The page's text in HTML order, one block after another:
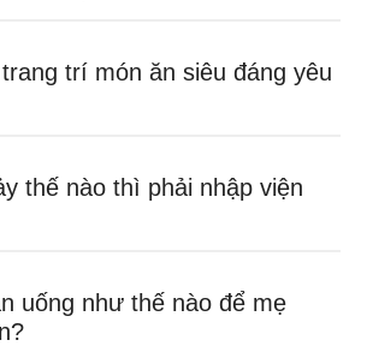
trí món ăn siêu đáng yêu
thế nào thì phải nhập viện
uống như thế nào để mẹ